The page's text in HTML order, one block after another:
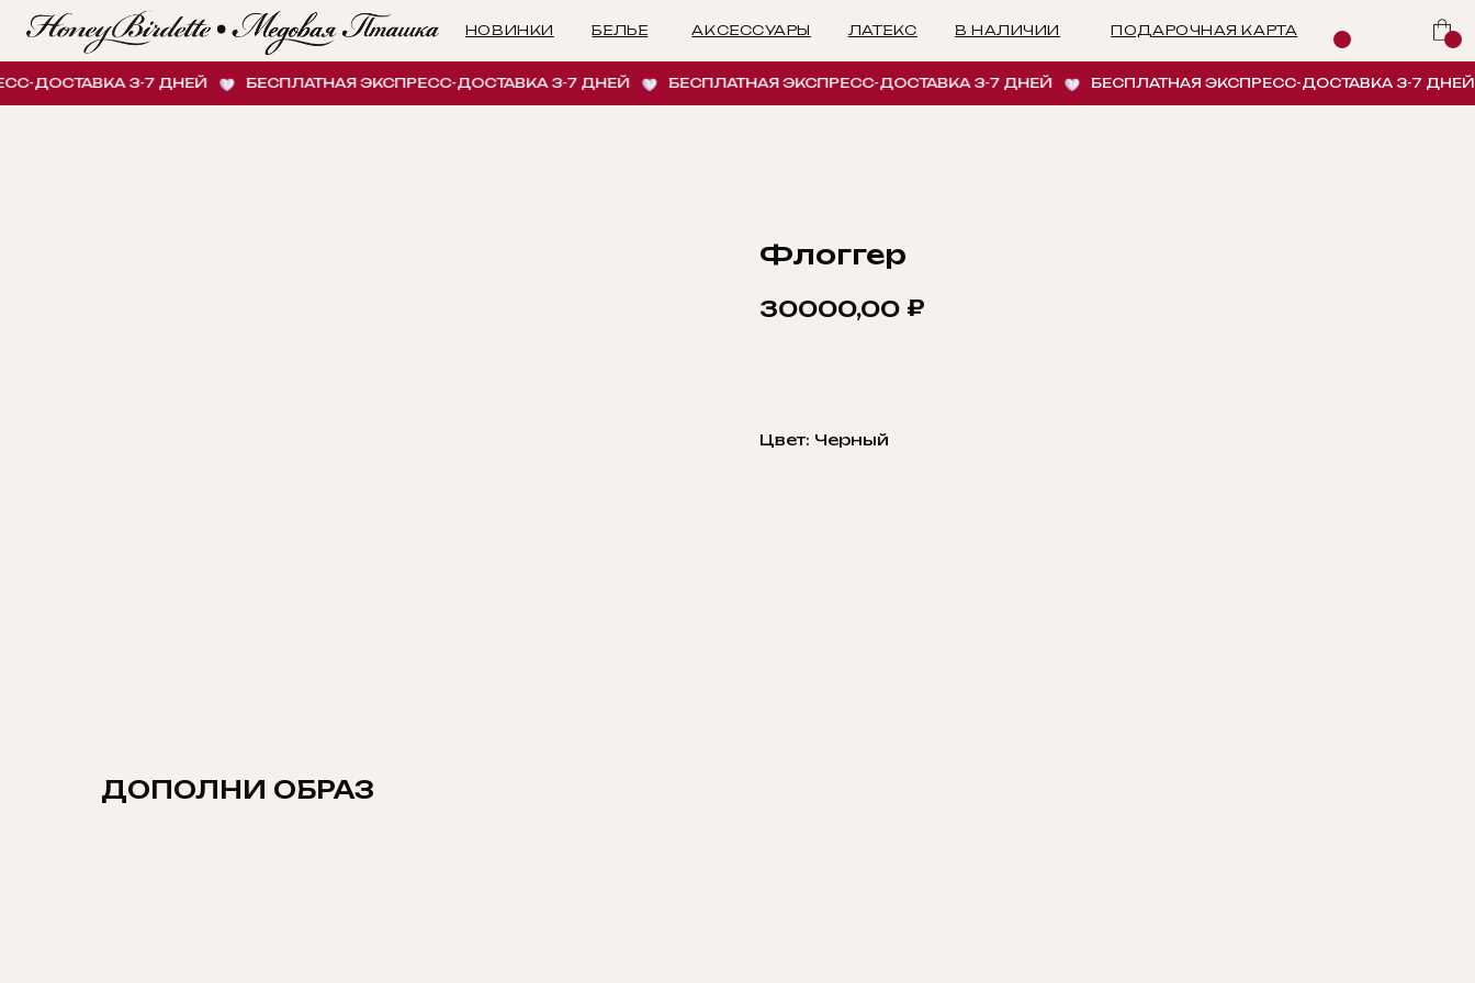
ЛАТЕКС
БЕЛЬЕ ПОДАРОЧНАЯ КАРТА
В НАЛИЧИИ
АКСЕССУАРЫ
НОВИНКИ
ДОСТАВКА 3-7 ДНЕЙ БЕСПЛАТНАЯ ЭКСПРЕСС-ДОСТАВКА 3-7 ДНЕЙ БЕСПЛАТНАЯ ЭКСПРЕСС-ДОСТАВКА 3-7 ДНЕЙ БЕСПЛАТНАЯ ЭКСПРЕСС-ДОСТАВКА 3-7 ДНЕЙ
Флоггер
30000,00 ₽
Цвет: Черный
ДОПОЛНИ ОБРАЗ